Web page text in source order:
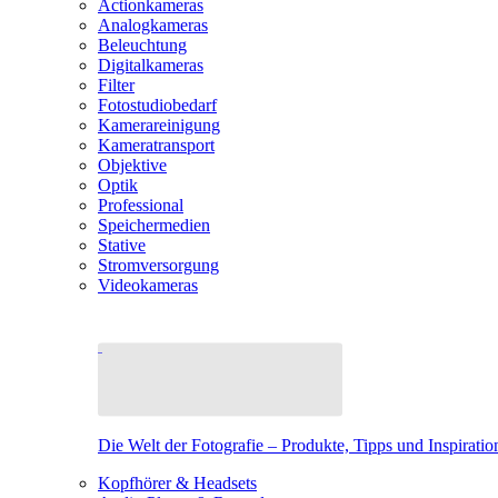
Actionkameras
Analogkameras
Beleuchtung
Digitalkameras
Filter
Fotostudiobedarf
Kamerareinigung
Kameratransport
Objektive
Optik
Professional
Speichermedien
Stative
Stromversorgung
Videokameras
Die Welt der Fotografie – Produkte, Tipps und
Kopfhörer & Headsets